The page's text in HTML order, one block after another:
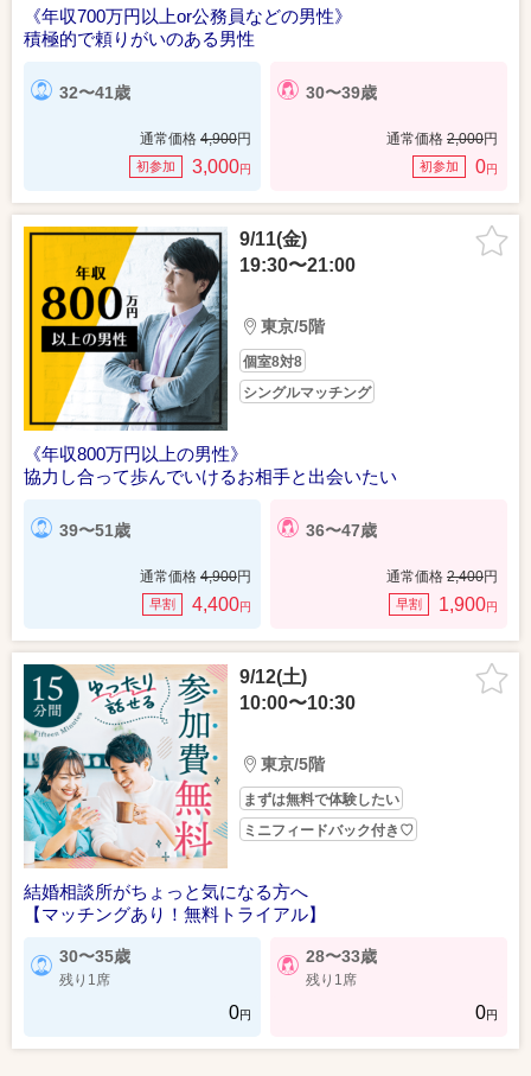
《年収700万円以上or公務員などの男性》
積極的で頼りがいのある男性
32〜41歳
通常価格 4,900円
初参加 3,000円
30〜39歳
通常価格 2,000円
初参加 0円
9/11(金)
19:30〜21:00
東京/5階
個室8対8
シングルマッチング
《年収800万円以上の男性》
協力し合って歩んでいけるお相手と出会いたい
39〜51歳
通常価格 4,900円
早割 4,400円
36〜47歳
通常価格 2,400円
早割 1,900円
9/12(土)
10:00〜10:30
東京/5階
まずは無料で体験したい
ミニフィードバック付き♡
結婚相談所がちょっと気になる方へ
【マッチングあり！無料トライアル】
30〜35歳
残り1席
0円
28〜33歳
残り1席
0円